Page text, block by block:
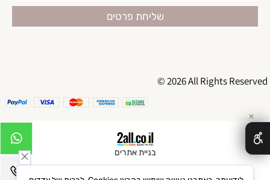
© 2026 All Rights Reserved
בניית אתרים
✕